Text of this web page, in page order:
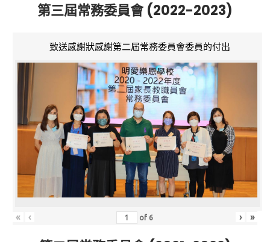
第三屆常務委員會 (2022-2023)
致送感謝狀感謝第二屆常務委員會委員的付出
« ‹ of 6 › »